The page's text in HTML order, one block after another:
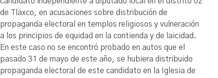
de Tlaxco, en acusaciones sobre distribución de
propaganda electoral en templos religiosos y vulneración
a los principios de equidad en la contienda y de laicidad.
En este caso no se encontró probado en autos que el
pasado 31 de mayo de este año, se hubiera distribuido
propaganda electoral de este candidato en la Iglesia de